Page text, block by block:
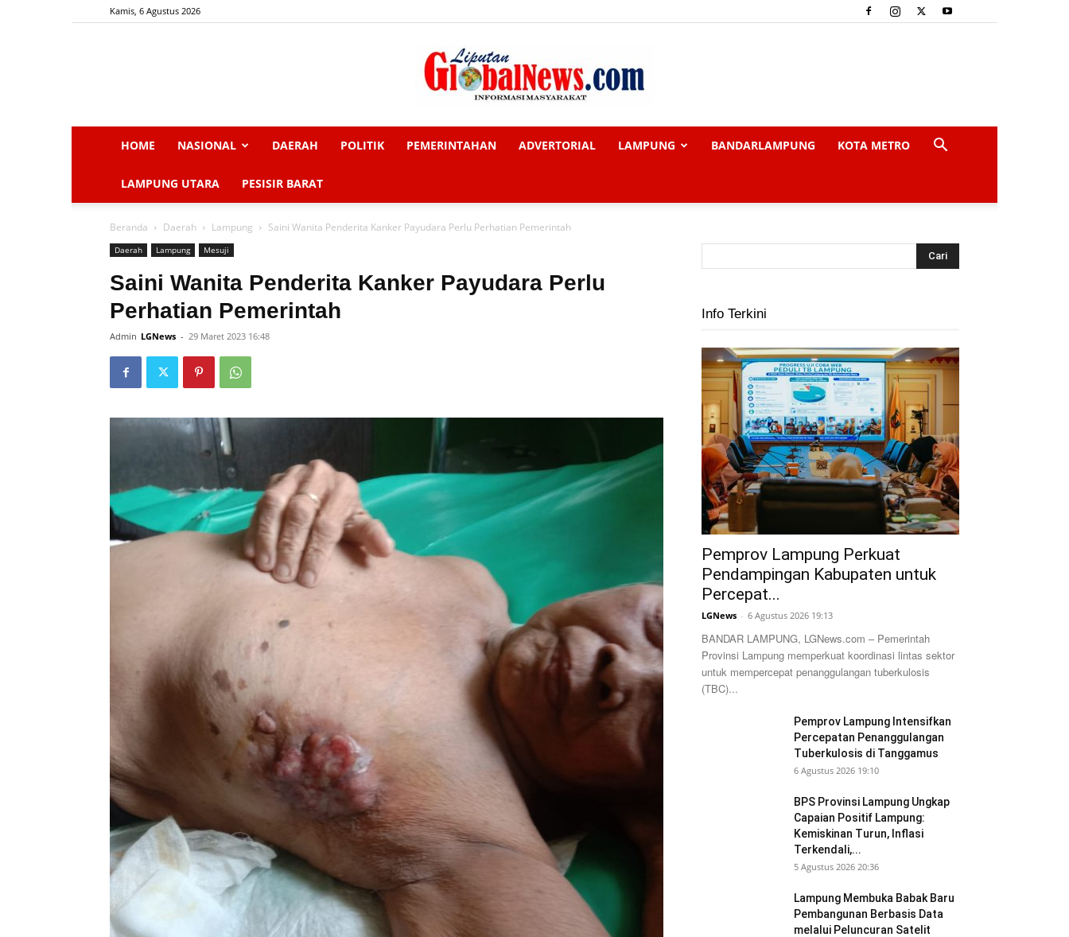
Kamis, 6 Agustus 2026
HOME NASIONAL DAERAH POLITIK PEMERINTAHAN ADVERTORIAL LAMPUNG BANDARLAMPUNG KOTA METRO
LAMPUNG UTARA PESISIR BARAT
Beranda Daerah Lampung Saini Wanita Penderita Kanker Payudara Perlu Perhatian Pemerintah
Daerah Lampung Mesuji
Saini Wanita Penderita Kanker Payudara Perlu
Perhatian Pemerintah
Admin LGNews - 29 Maret 2023 16:48
Info Terkini
Pemprov Lampung Perkuat
Pendampingan Kabupaten untuk
Percepat...
LGNews - 6 Agustus 2026 19:13
BANDAR LAMPUNG, LGNews.com – Pemerintah
Provinsi Lampung memperkuat koordinasi lintas sektor
untuk mempercepat penanggulangan tuberkulosis
(TBC)...
Pemprov Lampung Intensifkan
Percepatan Penanggulangan
Tuberkulosis di Tanggamus
6 Agustus 2026 19:10
BPS Provinsi Lampung Ungkap
Capaian Positif Lampung:
Kemiskinan Turun, Inflasi
Terkendali,...
5 Agustus 2026 20:36
Lampung Membuka Babak Baru
Pembangunan Berbasis Data
melalui Peluncuran Satelit